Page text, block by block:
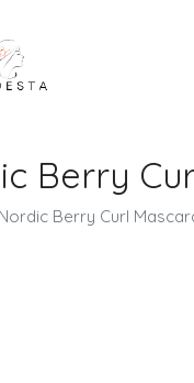
Berry
Nordic Berry Curl